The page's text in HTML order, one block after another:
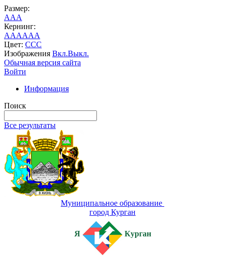
Размер:
AAA
Кернинг:
AAAAAA
Цвет: CCC
Изображения Вкл.Выкл.
Обычная версия сайта
Войти
Информация
Поиск
Все результаты
Муниципальное образование
город Курган
Я Курган